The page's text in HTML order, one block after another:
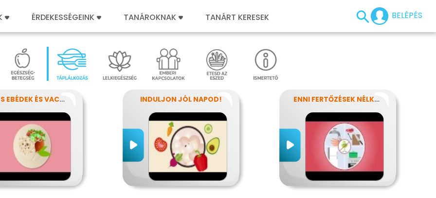
BELÉPÉS
ÉRDEKESSÉGEINK TANÁROKNAK TANÁRT KERESEK
SZÍNES EBÉDEK ÉS VACSORÁK INDULJON JÓL NAPOD! ENNI FERTŐZÉSEK NÉLKÜL